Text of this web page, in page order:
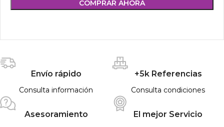
COMPRAR AHORA
Envío rápido
Consulta información
+5k Referencias
Consulta condiciones
Asesoramiento El mejor Servicio